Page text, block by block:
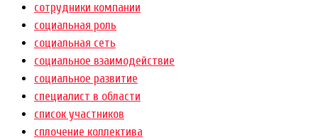
сотрудники компании
социальная роль
социальная сеть
социальное взаимодействие
социальное развитие
специалист в области
список участников
сплочение коллектива